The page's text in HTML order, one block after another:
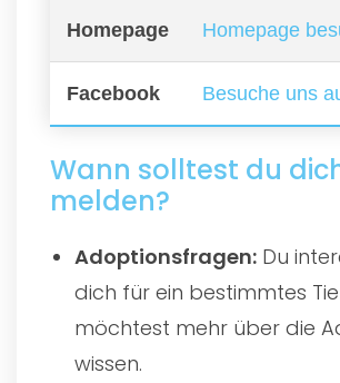
Homepage Homepage
Facebook Besuche uns
Wann solltest du
melden?
Adoptionsfragen: Du
dich für ein bestimmtes
möchtest mehr über die
wissen.